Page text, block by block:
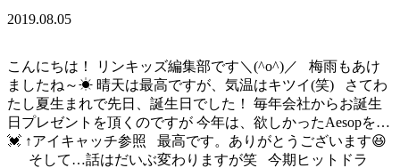
2019.08.05
こんにちは！ リンキッズ編集部です＼(^o^)／ 梅雨もあけ
ましたね～☀ 晴天は最高ですが、気温はキツイ(笑) さてわ
たし夏生まれで先日、誕生日でした！ 毎年会社からお誕生
日プレゼントを頂くのですが 今年は、欲しかったAesopを…
💓 ↑アイキャッチ参照 最高です。ありがとうございます😆
そして…話はだいぶ変わりますが笑 今期ヒットドラ